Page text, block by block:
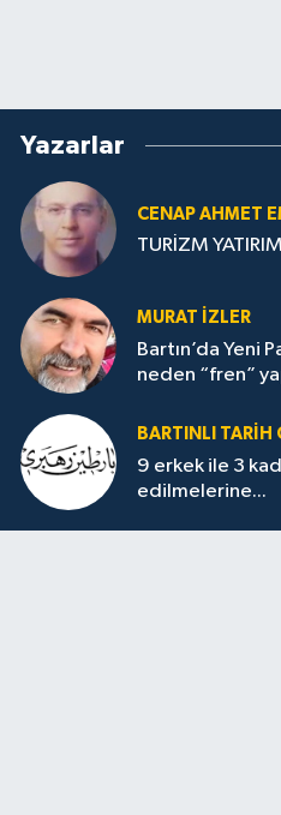
Yazarlar
CENAP AHMET
TURİZM
MURAT İZLER
Bartın’da Yeni
neden “fren”
BARTINLI TARIH
9 erkek ile 3
edilmelerine...